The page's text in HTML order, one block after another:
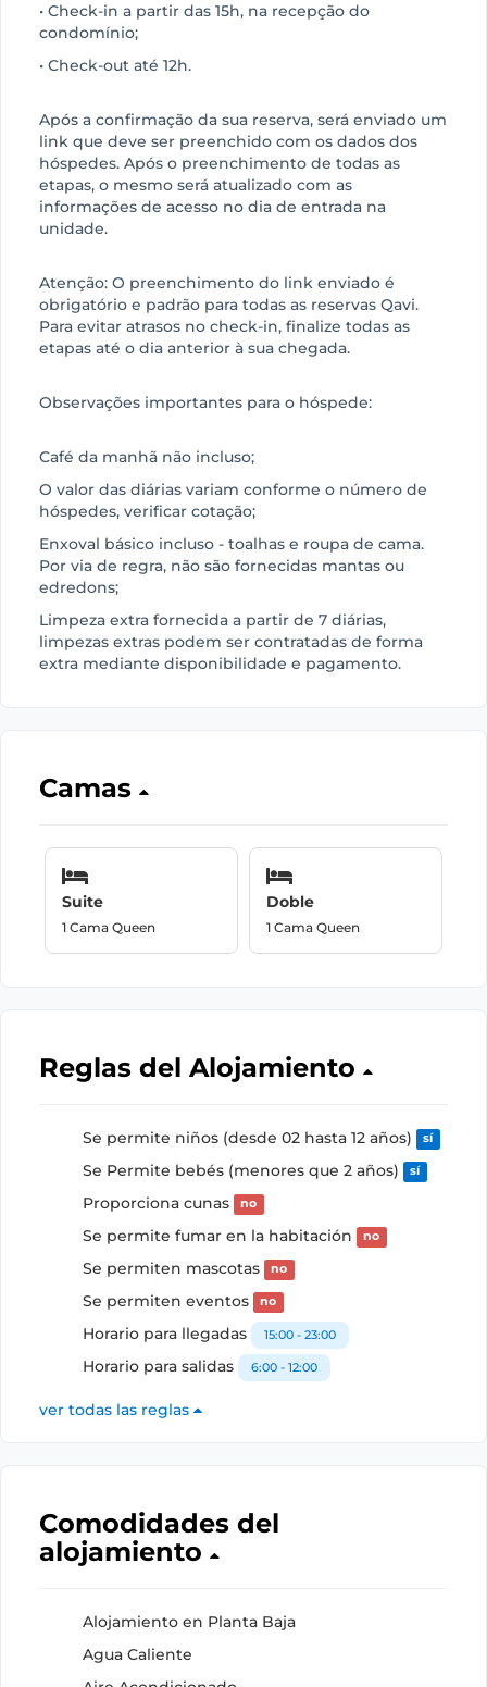
• Check-in a partir das 15h, na recepção do
condomínio;
• Check-out até 12h.
Após a confirmação da sua reserva, será enviado um
link que deve ser preenchido com os dados dos
hóspedes. Após o preenchimento de todas as
etapas, o mesmo será atualizado com as
informações de acesso no dia de entrada na
unidade.
Atenção: O preenchimento do link enviado é
obrigatório e padrão para todas as reservas Qavi.
Para evitar atrasos no check-in, finalize todas as
etapas até o dia anterior à sua chegada.
Observações importantes para o hóspede:
Café da manhã não incluso;
O valor das diárias variam conforme o número de
hóspedes, verificar cotação;
Enxoval básico incluso - toalhas e roupa de cama.
Por via de regra, não são fornecidas mantas ou
edredons;
Limpeza extra fornecida a partir de 7 diárias,
limpezas extras podem ser contratadas de forma
extra mediante disponibilidade e pagamento.
Camas
Suite
1 Cama Queen
Doble
1 Cama Queen
Reglas del Alojamiento
Se permite niños (desde 02 hasta 12 años) sí
Se Permite bebés (menores que 2 años) sí
Proporciona cunas no
Se permite fumar en la habitación no
Se permiten mascotas no
Se permiten eventos no
Horario para llegadas 15:00 - 23:00
Horario para salidas 6:00 - 12:00
ver todas las reglas
Comodidades del
alojamiento
Alojamiento en Planta Baja
Agua Caliente